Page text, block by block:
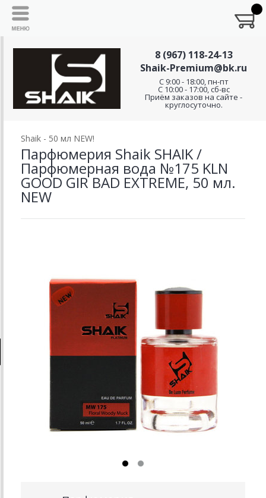
8 (967) 118-24-13
Shaik-Premium@bk.ru
C 9:00 - 18:00, пн-пт
С 10:00 - 17:00, сб-вс
Приём заказов на сайте -
круглосуточно.
Shaik - 50 мл NEW!
Парфюмерия Shaik SHAIK /
Парфюмерная вода №175 KLN
GOOD GIR BAD EXTREME, 50 мл.
NEW